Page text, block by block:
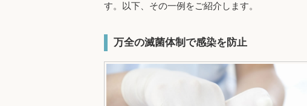
す。以下、その一例をご紹介します。
万全の滅菌体制で感染を防止